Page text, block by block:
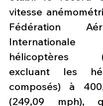
vitesse
Fédération
hélicoptères
excluant les
composés) à
(249,09 mph),